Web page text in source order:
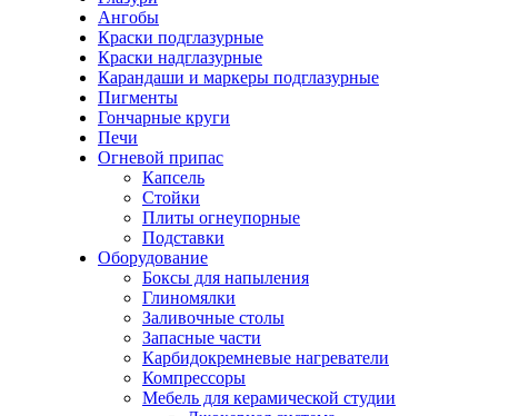
Ангобы
Краски подглазурные
Краски надглазурные
Карандаши и маркеры подглазурные
Пигменты
Гончарные круги
Печи
Огневой припас
Капсель
Стойки
Плиты огнеупорные
Подставки
Оборудование
Боксы для напыления
Глиномялки
Заливочные столы
Запасные части
Карбидокремневые нагреватели
Компрессоры
Мебель для керамической студии